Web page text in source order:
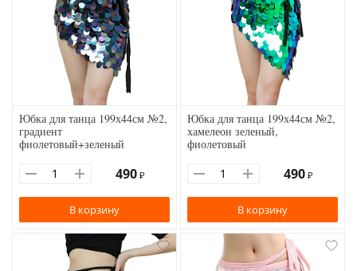
Юбка для танца 199х44см №2,
градиент
фиолетовый+зеленый
490 ₽
В корзину
Юбка для танца 199х44см №2,
хамелеон зеленый,
фиолетовый
490 ₽
В корзину